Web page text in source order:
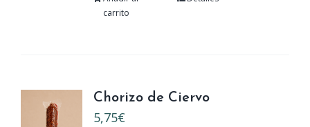
carrito
Chorizo de Ciervo
5,75€